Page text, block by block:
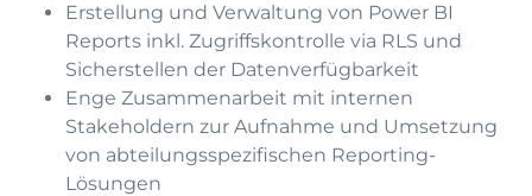
Erstellung und Verwaltung von Power BI
Reports inkl. Zugriffskontrolle via RLS und
Sicherstellen der Datenverfügbarkeit
Enge Zusammenarbeit mit internen
Stakeholdern zur Aufnahme und Umsetzung
von abteilungsspezifischen Reporting-
Lösungen